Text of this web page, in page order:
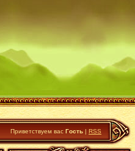
Приветствуем вас Гость | RSS